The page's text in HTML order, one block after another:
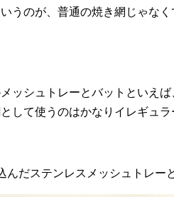
うのが、普通の焼き網じゃな
ッシュトレーとバットといえ
して使うのはかなりイレギュラ
んだステンレスメッシュトレー